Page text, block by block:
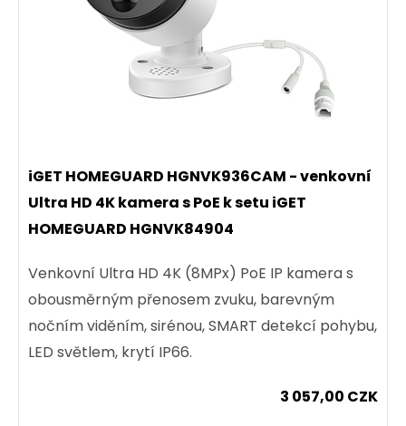
iGET HOMEGUARD HGNVK936CAM - venkovní
Ultra HD 4K kamera s PoE k setu iGET
HOMEGUARD HGNVK84904
Venkovní Ultra HD 4K (8MPx) PoE IP kamera s
obousměrným přenosem zvuku, barevným
nočním viděním, sirénou, SMART detekcí pohybu,
LED světlem, krytí IP66.
3 057,00 CZK